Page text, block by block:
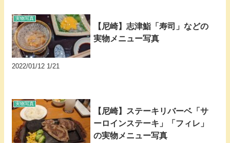
実物写真
【尼崎】志津鮨「寿司」などの
実物メニュー写真
2022/01/12 1/21
実物写真
【尼崎】ステーキリバーベ「サ
ーロインステーキ」「フィレ」
の実物メニュー写真